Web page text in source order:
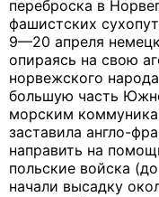
переброска в
фашистских
9—20 апреля
опираясь на свою
норвежского
большую часть
морским
заставила англо-
направить на
польские войска
начали высадку